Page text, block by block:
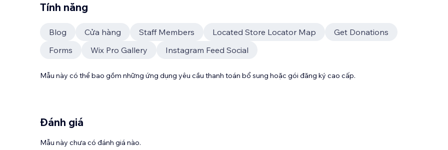
Tính năng
Blog Cửa hàng Staff Members Located Store Locator Map
Get Donations
Forms
Wix Pro Gallery Instagram Feed Social
Mẫu này có thể bao gồm những ứng dụng yêu cầu thanh toán bổ sung hoặc gói đăng ký cao cấp.
Đánh giá
Mẫu này chưa có đánh giá nào.